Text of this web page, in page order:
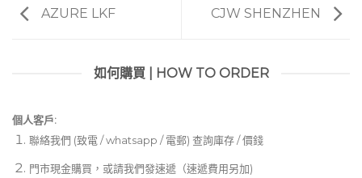
AZURE LKF CJW SHENZHEN
如何購買 | HOW TO ORDER
個人客戶:
聯絡我們 (致電 / whatsapp / 電郵) 查詢庫存 / 價錢
門市現金購買，或請我們發速遞（速遞費用另加)